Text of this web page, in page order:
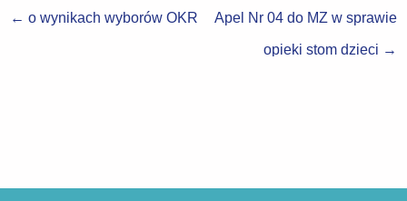
← o wynikach wyborów OKR
Apel Nr 04 do MZ w sprawie
opieki stom dzieci →